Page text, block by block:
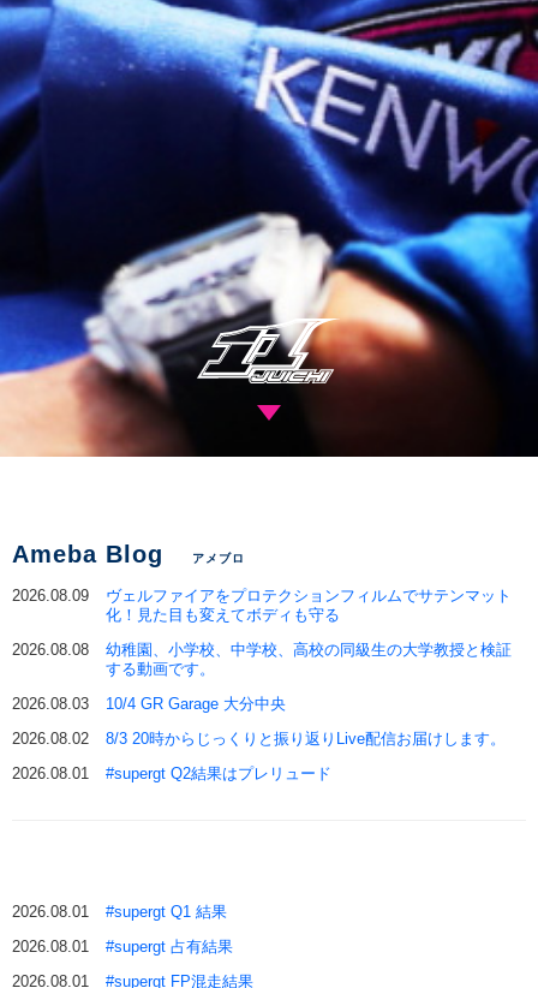
Ameba Blog アメブロ
2026.08.09
ヴェルファイアをプロテクションフィルムでサテンマット
化！見た目も変えてボディも守る
2026.08.08
幼稚園、小学校、中学校、高校の同級生の大学教授と検証
する動画です。
2026.08.03
10/4 GR Garage 大分中央
2026.08.02
8/3 20時からじっくりと振り返りLive配信お届けします。
2026.08.01
#supergt Q2結果はプレリュード
2026.08.01
#supergt Q1 結果
2026.08.01
#supergt 占有結果
2026.08.01
#supergt FP混走結果